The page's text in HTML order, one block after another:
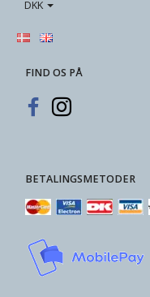
DKK
FIND OS PÅ
BETALINGSMETODER